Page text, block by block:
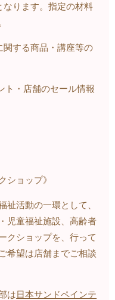
ります。指定の材料
する商品・講座等の
ト・店舗のセール情報
ショップ》
活動の一環として、
児童福祉施設、高齢者
クショップを、行って
希望は店舗までご相談
は日本サンドペインテ